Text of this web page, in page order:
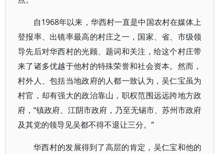
自1968年以来，华西村一直是中国农村在媒体上
登报率、出镜率最高的村庄之一，国家、省、市级领
导先后对华西村的光顾、题词和关注，给这个村庄带
来了诸多优越于他村的特殊荣誉和社会资本。然而，
村外人、包括当地政府的人都一致认为，吴仁宝虽为
村官，却有强大的政治靠山，职权范围远远跨地方政
府，“镇政府、江阴市政府，乃至无锡市、苏州市政府
及其党的领导见吴都不得不退让三分。”
华西村的发展得到了高层的肯定，吴仁宝和他的